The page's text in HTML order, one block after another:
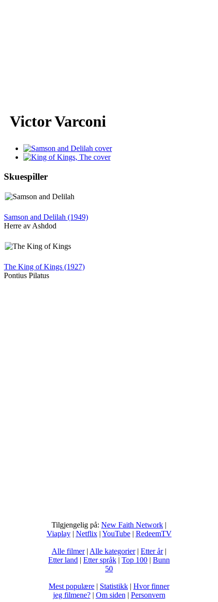
Victor Varconi
Skuespiller
Samson and Delilah (1949)
Herre av Ashdod
The King of Kings (1927)
Pontius Pilatus
Tilgjengelig på: New Faith Network |
Viaplay| Netflix| YouTube| RedeemTV
Alle filmer| Alle kategorier| Etter år|
Etter land | Etter språk | Top 100 | Bunn
50
Mest populære | Statistikk | Hvor finner
jeg filmene?| Om siden | Personvern